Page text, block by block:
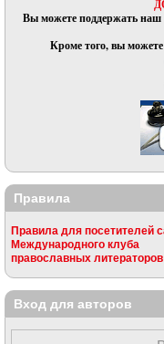
Вы можете поддержать наш
Кроме того, вы можете
Правила
Правила для посетителей
Международного клуба
православных
Вход для авторов